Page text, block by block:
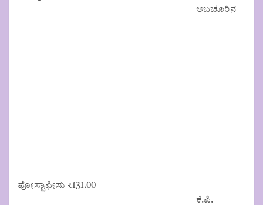
ಅಬಚೂರಿನ
ಪೋಸ್ಟಾಫೀಸು ₹131.00
ಕೆ.ಪಿ.